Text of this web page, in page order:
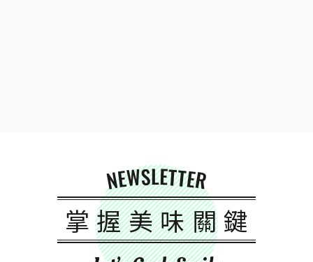
NEWSLETTER
掌握美味關鍵